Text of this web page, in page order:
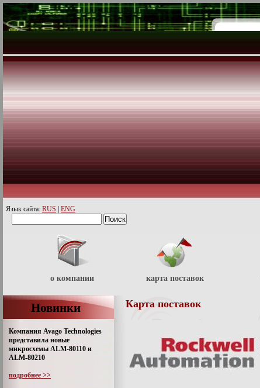
Язык сайта: RUS ENG
о компании карта поставок
Новинки
Компания Avago Technologies
представила новые
микросхемы ALM-80110 и
ALM-80210
подробнее >>
Карта поставок